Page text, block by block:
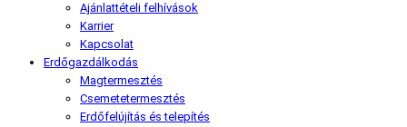
Ajánlattételi felhívások
Karrier
Kapcsolat
Erdőgazdálkodás
Magtermesztés
Csemetetermesztés
Erdőfelújítás és telepítés